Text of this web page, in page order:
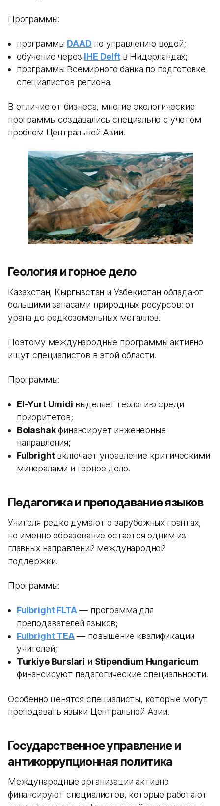
Программы:
программы DAAD по управлению водой;
обучение через IHE Delftв Нидерландах;
программы Всемирного банка по подготовке
специалистов региона.
В отличие от бизнеса, многие экологические
программы создавались специально с учетом
проблем Центральной Азии.
Геология и горное дело
Казахстан, Кыргызстан и Узбекистан обладают
большими запасами природных ресурсов: от
урана до редкоземельных металлов.
Поэтому международные программы активно
ищут специалистов в этой области.
Программы:
El-Yurt Umidi выделяет геологию среди
приоритетов;
Bolashakфинансирует инженерные
направления;
Fulbrightвключает управление критическими
минералами и горное дело.
Педагогика и преподавание языков
Учителя редко думают о зарубежных грантах,
но именно образование остается одним из
главных направлений международной
поддержки.
Программы:
Fulbright FLTA — программа для
преподавателей языков;
Fulbright TEA— повышение квалификации
учителей;
Turkiye Burslari и Stipendium Hungaricum
финансируют педагогические специальности.
Особенно ценятся специалисты, которые могут
преподавать языки Центральной Азии.
Государственное управление и
антикоррупционная политика
Международные организации активно
финансируют специалистов, которые работают